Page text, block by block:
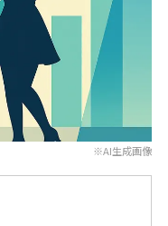
※AI生成画像